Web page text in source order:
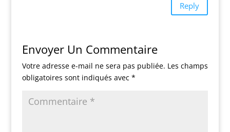
Reply
Envoyer Un Commentaire
Votre adresse e-mail ne sera pas publiée. Les champs
obligatoires sont indiqués avec *